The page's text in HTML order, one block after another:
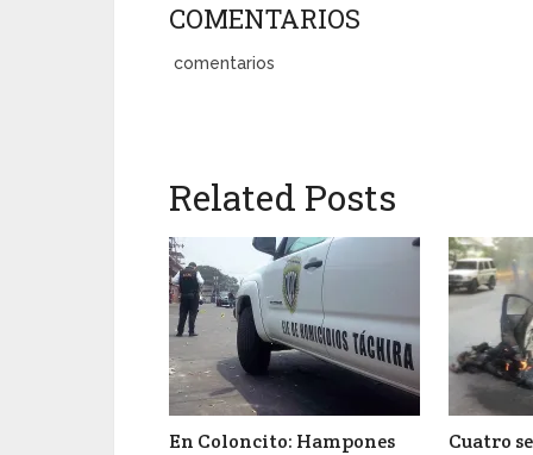
COMENTARIOS
comentarios
Related Posts
En Coloncito: Hampones
Cuatro